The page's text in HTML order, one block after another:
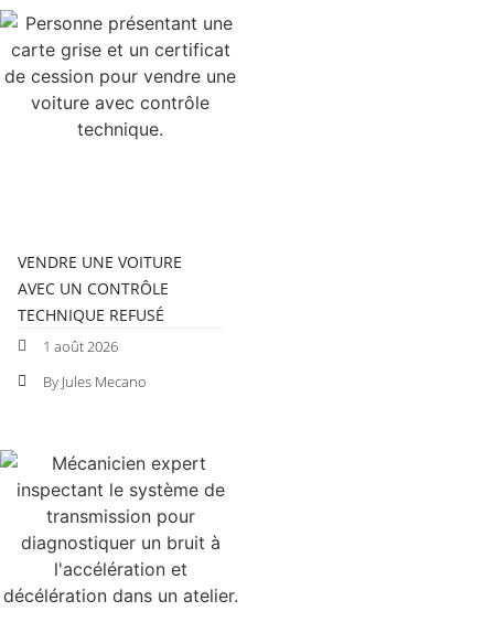
VENDRE UNE VOITURE
AVEC UN CONTRÔLE
TECHNIQUE REFUSÉ
1 août 2026
By Jules Mecano